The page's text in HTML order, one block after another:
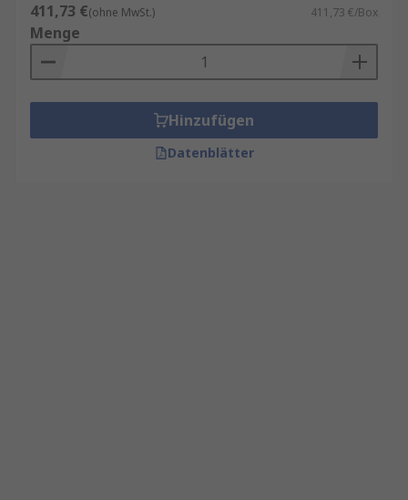
411,73 €(ohne MwSt.) 411,73 €/Box
Menge
Hinzufügen
Datenblätter